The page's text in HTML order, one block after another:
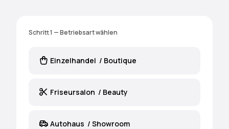
Schritt 1 — Betriebsart wählen
Einzelhandel / Boutique
Friseursalon / Beauty
Autohaus / Showroom